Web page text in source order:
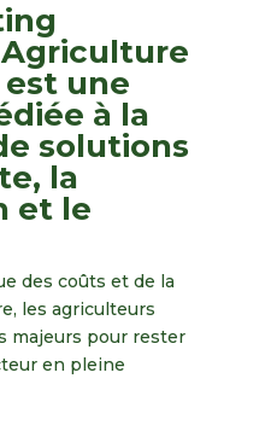
une
à la
solutions
la
et le
des coûts et de la
les agriculteurs
majeurs pour rester
en pleine